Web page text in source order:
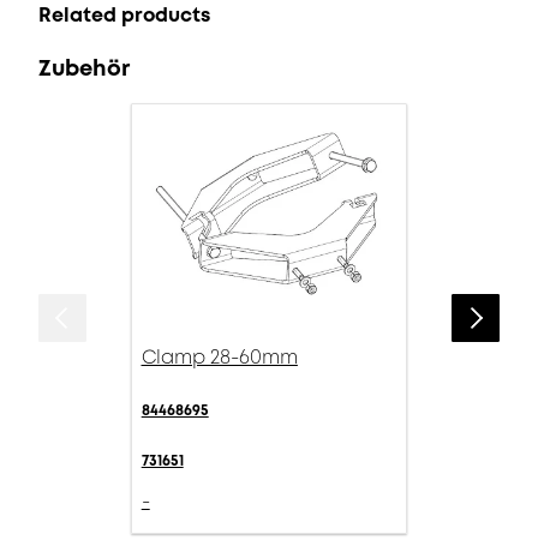
Related products
Zubehör
Clamp 28-60mm
84468695
731651
-